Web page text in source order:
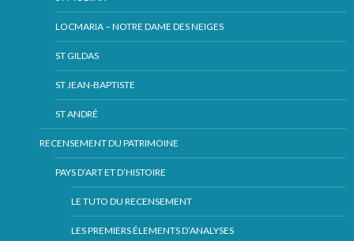
LOCMARIA – NOTRE DAME DES NEIGES
ST GILDAS
ST JEAN-BAPTISTE
ST ANDRÉ
RECENSEMENT DU PATRIMOINE
PAYS D’ART ET D’HISTOIRE
LE TUTO DU RECENSEMENT
LES PREMIERS ÉLEMENTS D’ANALYSES